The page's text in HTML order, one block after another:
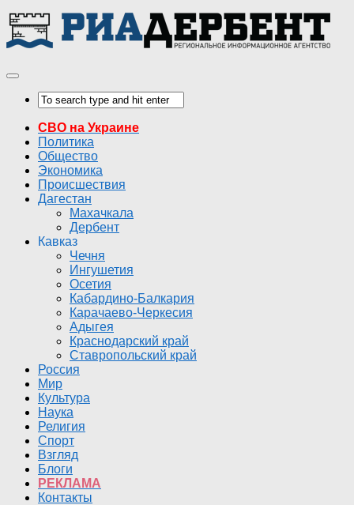
СВО на Украине
Политика
Общество
Экономика
Происшествия
Дагестан
Махачкала
Дербент
Кавказ
Чечня
Ингушетия
Осетия
Кабардино-Балкария
Карачаево-Черкесия
Адыгея
Краснодарский край
Ставропольский край
Россия
Мир
Культура
Наука
Религия
Спорт
Взгляд
Блоги
РЕКЛАМА
Контакты